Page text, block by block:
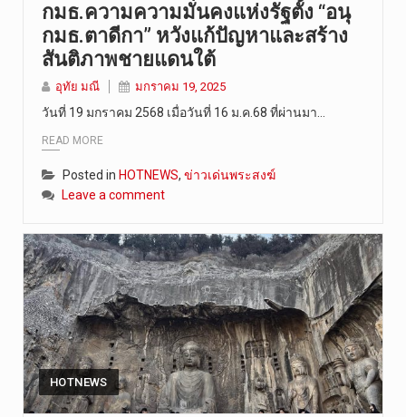
หลังจากราช…
กมธ.ความความมั่นคงแห่งรัฐตั้ง “อนุ
กมธ.ตาดีกา” หวังแก้ปัญหาและสร้าง
สันติภาพชายแดนใต้
อุทัย มณี มกราคม 19, 2025
วันที่ 19 มกราคม 2568 เมื่อวันที่ 16 ม.ค.68 ที่ผ่านมา…
READ MORE
Posted in HOTNEWS, ข่าวเด่นพระสงฆ์
Leave a comment
HOTNEWS